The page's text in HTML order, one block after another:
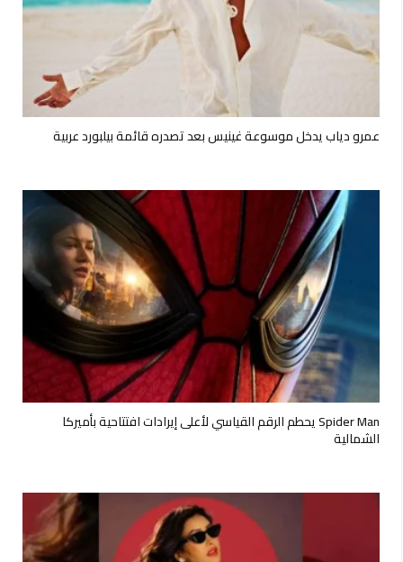
عمرو دياب يدخل موسوعة غينيس بعد تصدره قائمة بيلبورد عربية
Spider Man يحطم الرقم القياسي لأعلى إيرادات افتتاحية بأميركا
الشمالية